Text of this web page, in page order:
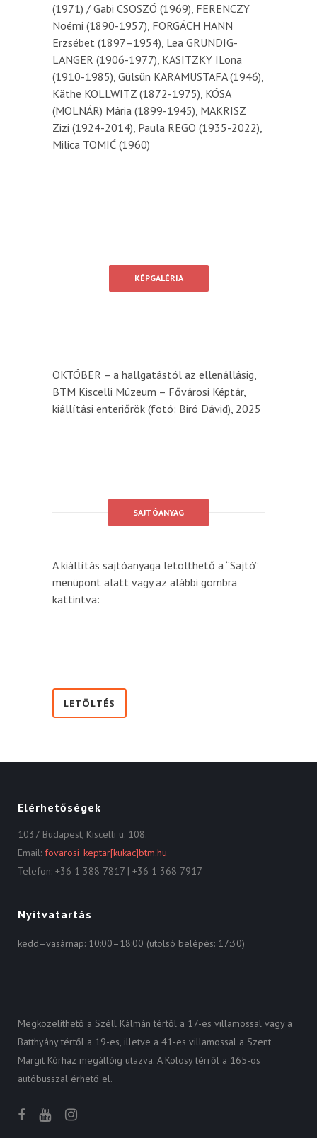
(1971) / Gabi CSOSZÓ (1969), FERENCZY
Noémi (1890-1957), FORGÁCH HANN
Erzsébet (1897–1954), Lea GRUNDIG-
LANGER (1906-1977), KASITZKY ILona
(1910-1985), Gülsün KARAMUSTAFA (1946),
Käthe KOLLWITZ (1872-1975), KÓSA
(MOLNÁR) Mária (1899-1945), MAKRISZ
Zizi (1924-2014), Paula REGO (1935-2022),
Milica TOMIĆ (1960)
KÉPGALÉRIA
OKTÓBER – a hallgatástól az ellenállásig,
BTM Kiscelli Múzeum – Fővárosi Képtár,
kiállítási enteriőrök (fotó: Biró Dávid), 2025
SAJTÓANYAG
A kiállítás sajtóanyaga letölthető a “Sajtó”
menüpont alatt vagy az alábbi gombra
kattintva:
LETÖLTÉS
Elérhetőségek
1037 Budapest, Kiscelli u. 108.
Email: fovarosi_keptar[kukac]btm.hu
Telefon: +36 1 388 7817 | +36 1 368 7917
Nyitvatartás
kedd–vasárnap: 10:00–18:00 (utolsó belépés: 17:30)
Megközelíthető a Széll Kálmán tértől a 17-es villamossal vagy a
Batthyány tértől a 19-es, illetve a 41-es villamossal a Szent
Margit Kórház megállóig utazva. A Kolosy térről a 165-ös
autóbusszal érhető el.